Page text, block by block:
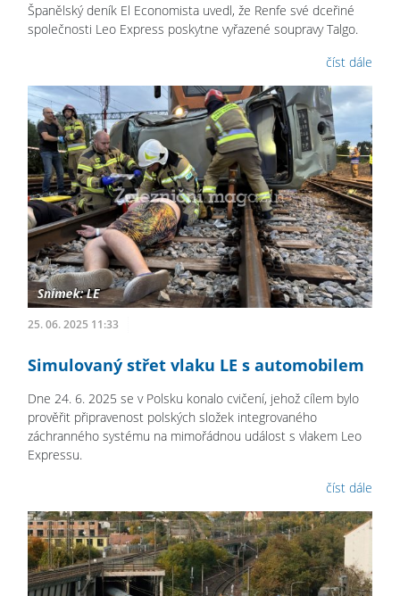
Španělský deník El Economista uvedl, že Renfe své dceřiné
společnosti Leo Express poskytne vyřazené soupravy Talgo.
číst dále
25. 06. 2025 11:33
Simulovaný střet vlaku LE s automobilem
Dne 24. 6. 2025 se v Polsku konalo cvičení, jehož cílem bylo
prověřit připravenost polských složek integrovaného
záchranného systému na mimořádnou událost s vlakem Leo
Expressu.
číst dále